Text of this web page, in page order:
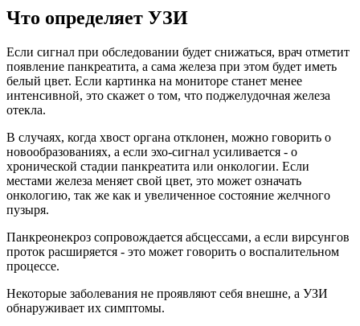
Что определяет УЗИ
Если сигнал при обследовании будет снижаться, врач отметит
появление панкреатита, а сама железа при этом будет иметь
белый цвет. Если картинка на мониторе станет менее
интенсивной, это скажет о том, что поджелудочная железа
отекла.
В случаях, когда хвост органа отклонен, можно говорить о
новообразованиях, а если эхо-сигнал усиливается - о
хронической стадии панкреатита или онкологии. Если
местами железа меняет свой цвет, это может означать
онкологию, так же как и увеличенное состояние желчного
пузыря.
Панкреонекроз сопровождается абсцессами, а если вирсунгов
проток расширяется - это может говорить о воспалительном
процессе.
Некоторые заболевания не проявляют себя внешне, а УЗИ
обнаруживает их симптомы.